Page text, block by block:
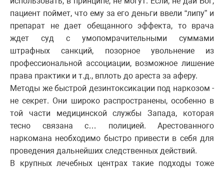
пациент поймет, что ему за его деньги ввели “липу” и
препарат не дает обещанного эффекта, то врача
ждет суд с умопомрачительными суммами
штрафных санкций, позорное увольнение из
профессиональной ассоциации, возможное лишение
права практики и т.д., вплоть до ареста за аферу.
Методы же быстрой дезинтоксикации под наркозом -
не секрет. Они широко распространены, особенно в
той части медицинской службы Запада, которая
тесно связана с… полицией. Арестованного
наркомана необходимо быстро привести в себя для
проведения дальнейших следственных действий.
В крупных лечебных центрах такие подходы тоже